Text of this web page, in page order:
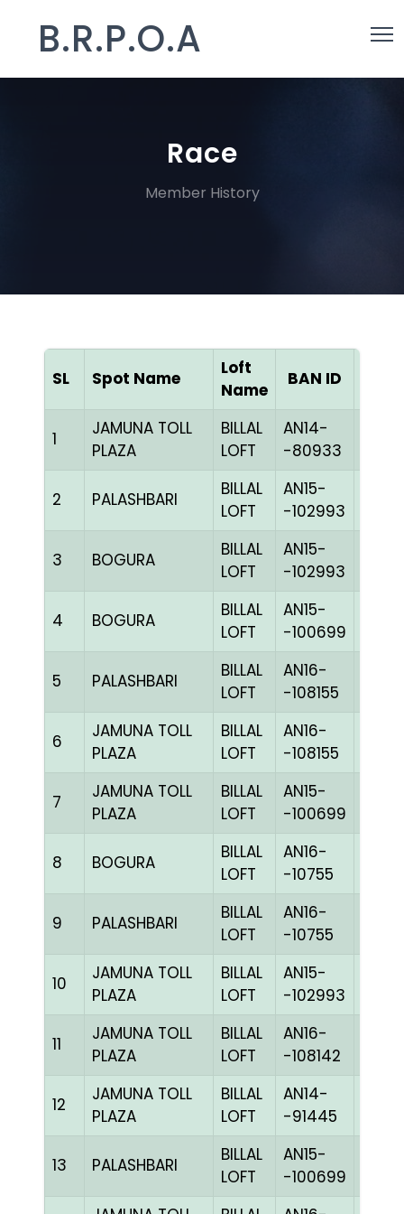
B.R.P.O.A
Race
Member History
SL Spot Name
Loft
Name
BAN ID
1
JAMUNA TOLL
PLAZA
BILLAL
LOFT
AN14-
-80933
2 PALASHBARI
BILLAL
LOFT
AN15-
-102993
3 BOGURA
BILLAL
LOFT
AN15-
-102993
4 BOGURA
BILLAL
LOFT
AN15-
-100699
5 PALASHBARI
BILLAL
LOFT
AN16-
-108155
6
JAMUNA TOLL
PLAZA
BILLAL
LOFT
AN16-
-108155
7
JAMUNA TOLL
PLAZA
BILLAL
LOFT
AN15-
-100699
8 BOGURA
BILLAL
LOFT
AN16-
-10755
9 PALASHBARI
BILLAL
LOFT
AN16-
-10755
10
JAMUNA TOLL
PLAZA
BILLAL
LOFT
AN15-
-102993
11
JAMUNA TOLL
PLAZA
BILLAL
LOFT
AN16-
-108142
12
JAMUNA TOLL
PLAZA
BILLAL
LOFT
AN14-
-91445
13 PALASHBARI
BILLAL
LOFT
AN15-
-100699